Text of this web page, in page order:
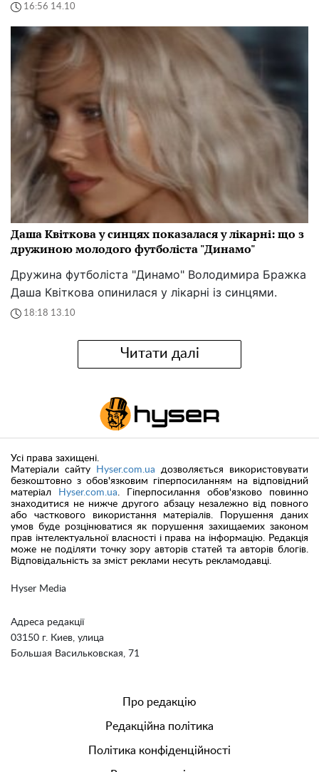
16:56 14.10
Даша Квіткова у синцях показалася у лікарні: що з
дружиною молодого футболіста "Динамо"
Дружина футболіста "Динамо" Володимира Бражка
Даша Квіткова опинилася у лікарні із синцями.
18:18 13.10
Читати далі
Hyser Media
Адреса редакції
03150 г. Киев, улица
Большая Васильковская, 71
Усі права захищені.
Матеріали сайту
Hyser.com.ua дозволяється використовувати
безкоштовно з обов'язковим гіперпосиланням на відповідний
матеріал
Hyser.com.ua . Гіперпосилання обов'язково повинно
знаходитися не нижче другого абзацу незалежно від повного
або часткового використання матеріалів. Порушення даних
умов буде розцінюватися як порушення захищаемих законом
прав інтелектуальної власності і права на інформацію. Редакція
може не поділяти точку зору авторів статей та авторів блогів.
Відповідальність за зміст реклами несуть рекламодавці.
Про редакцію
Редакційна політика
Політика конфіденційності